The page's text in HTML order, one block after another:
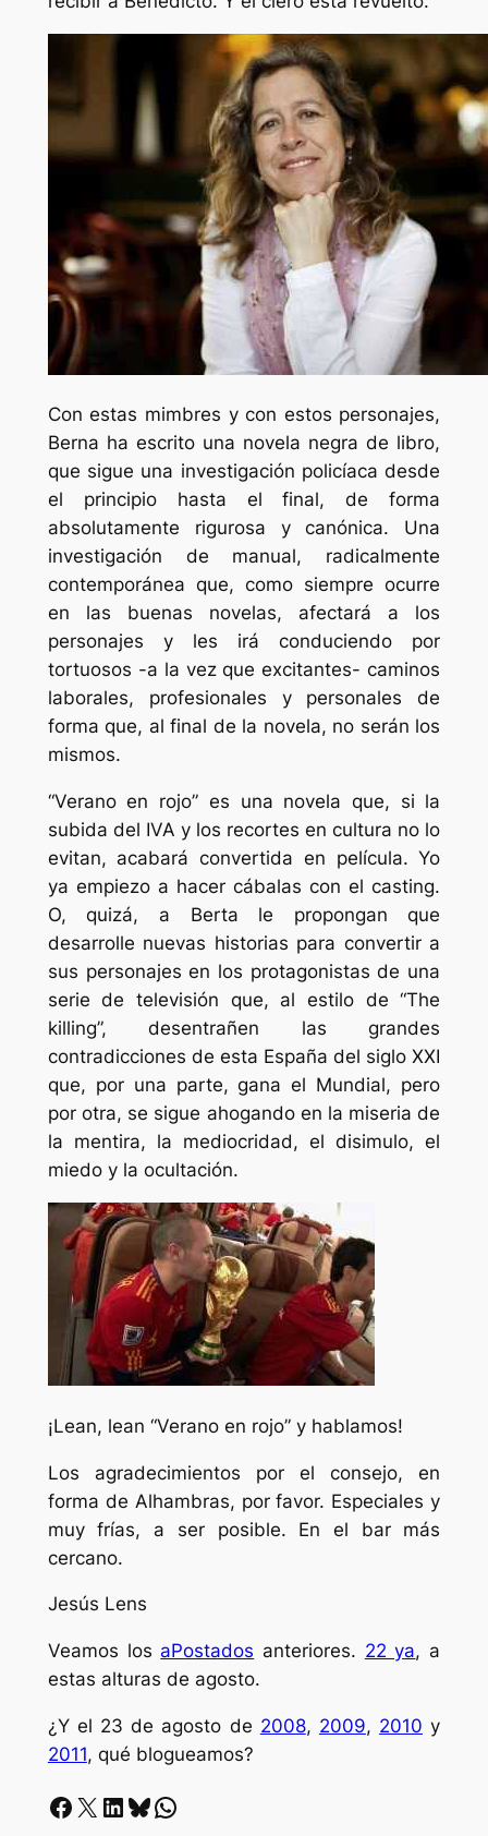
Con estas mimbres y con estos personajes,
Berna ha escrito una novela negra de libro,
que sigue una investigación policíaca desde
el principio hasta el final, de forma
absolutamente rigurosa y canónica. Una
investigación de manual, radicalmente
contemporánea que, como siempre ocurre
en las buenas novelas, afectará a los
personajes y les irá conduciendo por
tortuosos -a la vez que excitantes- caminos
laborales, profesionales y personales de
forma que, al final de la novela, no serán los
mismos.
“Verano en rojo” es una novela que, si la
subida del IVA y los recortes en cultura no lo
evitan, acabará convertida en película. Yo
ya empiezo a hacer cábalas con el casting.
O, quizá, a Berta le propongan que
desarrolle nuevas historias para convertir a
sus personajes en los protagonistas de una
serie de televisión que, al estilo de “The
killing”, desentrañen las grandes
contradicciones de esta España del siglo XXI
que, por una parte, gana el Mundial, pero
por otra, se sigue ahogando en la miseria de
la mentira, la mediocridad, el disimulo, el
miedo y la ocultación.
¡Lean, lean “Verano en rojo” y hablamos!
Los agradecimientos por el consejo, en
forma de Alhambras, por favor. Especiales y
muy frías, a ser posible. En el bar más
cercano.
Jesús Lens
Veamos los aPostados anteriores. 22 ya, a
estas alturas de agosto.
¿Y el 23 de agosto de 2008, 2009, 2010 y
2011, qué blogueamos?
Facebook X LinkedIn Bluesky Whatsapp